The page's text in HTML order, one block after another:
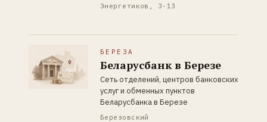
Энергетиков, 3-13
БЕРЕЗА
Беларусбанк в Березе
Сеть отделений, центров банковских
услуг и обменных пунктов
Беларусбанка в Березе
Березовский